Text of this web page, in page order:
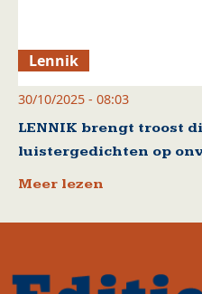
Lennik
30/10/2025 - 08:03
LENNIK brengt troost
luistergedichten op
Meer lezen